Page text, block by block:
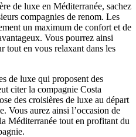
de luxe en Méditerranée, sachez
compagnies de renom. Les
un maximum de confort et de
Vous pourrez ainsi
tout en vous relaxant dans les
de luxe qui proposent des
citer la compagnie Costa
des croisières de luxe au départ
Vous aurez ainsi l’occasion de
Méditerranée tout en profitant du